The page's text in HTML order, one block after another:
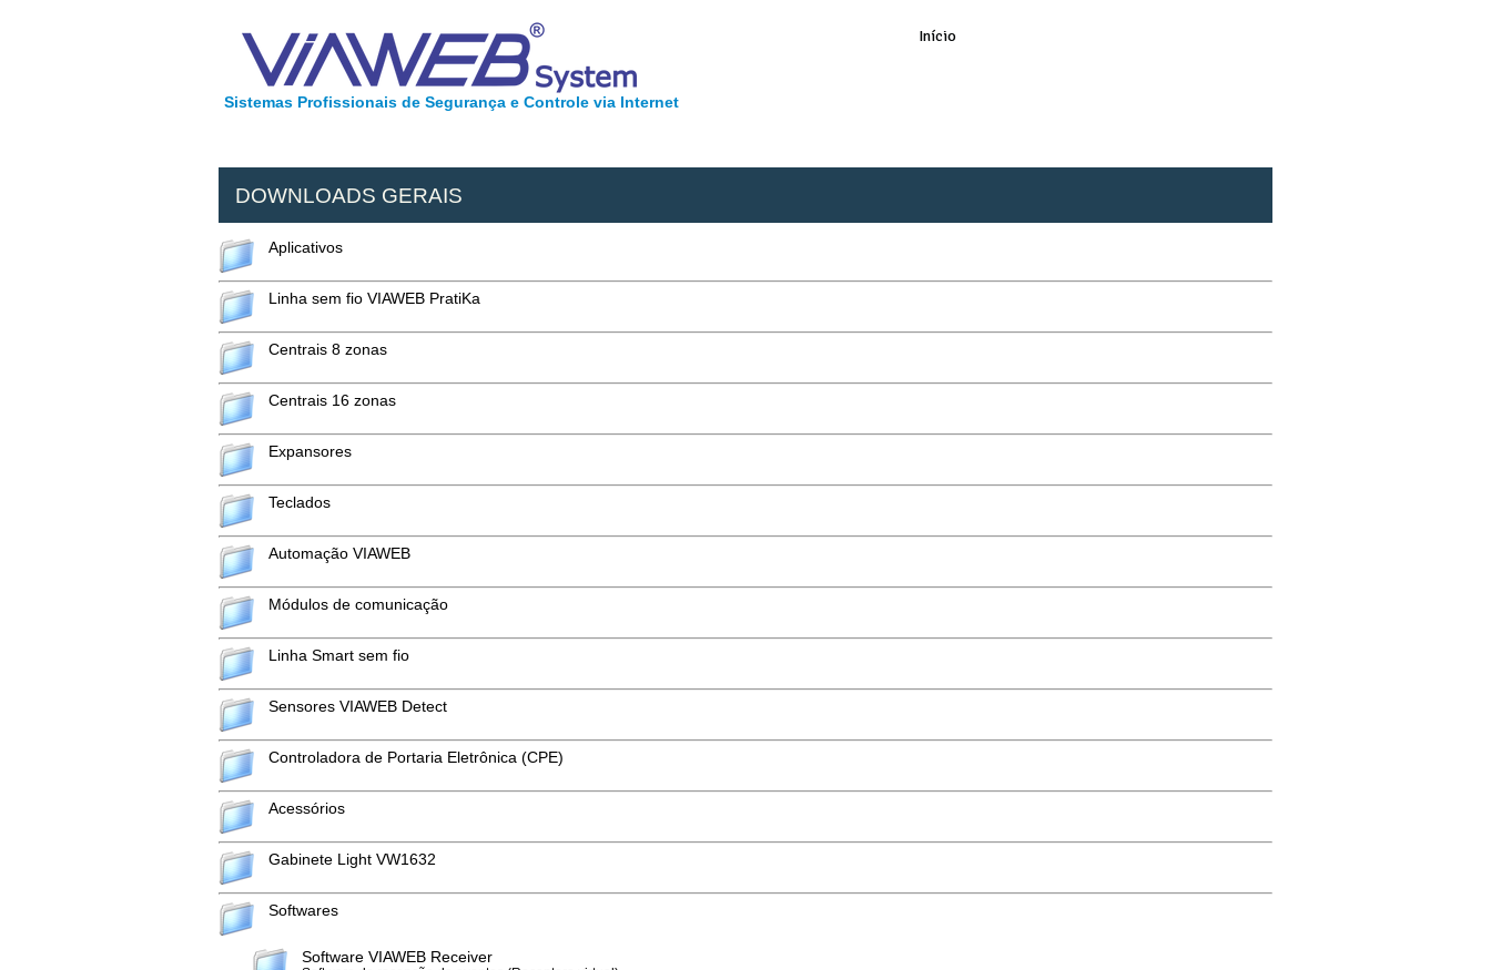
DOWNLOADS GERAIS
Sistemas Profissionais de Segurança e Controle via Internet
Início